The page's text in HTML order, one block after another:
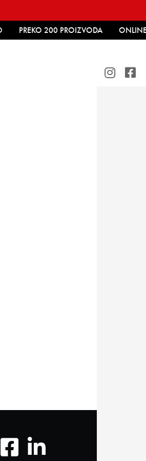
PREKO 200 PROIZVODA